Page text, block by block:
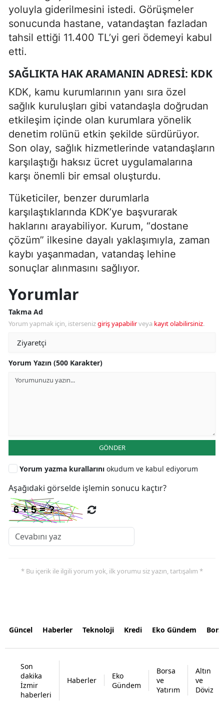
yoluyla giderilmesini istedi. Görüşmeler
sonucunda hastane, vatandaştan fazladan
tahsil ettiği 11.400 TL’yi geri ödemeyi kabul
etti.
SAĞLIKTA HAK ARAMANIN ADRESI: KDK
KDK, kamu kurumlarının yanı sıra özel
sağlık kuruluşları gibi vatandaşla doğrudan
etkileşim içinde olan kurumlara yönelik
denetim rolünü etkin şekilde sürdürüyor.
Son olay, sağlık hizmetlerinde vatandaşların
karşılaştığı haksız ücret uygulamalarına
karşı önemli bir emsal oluşturdu.
Tüketiciler, benzer durumlarla
karşılaştıklarında KDK’ye başvurarak
haklarını arayabiliyor. Kurum, “dostane
çözüm” ilkesine dayalı yaklaşımıyla, zaman
kaybı yaşanmadan, vatandaş lehine
sonuçlar alınmasını sağlıyor.
Yorumlar
Takma Ad
Yorum yapmak için, istersenizgiriş yapabilirveya kayıt olabilirsiniz.
Yorum Yazın (500 Karakter)
GÖNDER
Yorum yazma kurallarını okudum ve kabul ediyorum
Aşağıdaki görselde işlemin sonucu kaçtır?
* Bu içerik ile ilgili yorum yok, ilk yorumu siz yazın, tartışalım *
Güncel Haberler Teknoloji Kredi Eko Gündem
Son
dakika
İzmir
haberleri
Haberler
Eko
Gündem
Borsa
ve
Yatırım
Altın
ve
Döviz